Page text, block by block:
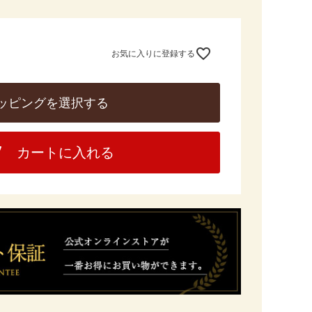
お気に入りに登録する
ピングを選択する
カートに入れる